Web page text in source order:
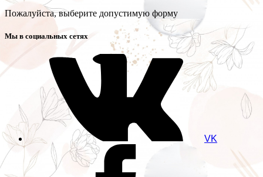
Пожалуйста, выберите допустимую форму
Мы в социальных сетях
VK